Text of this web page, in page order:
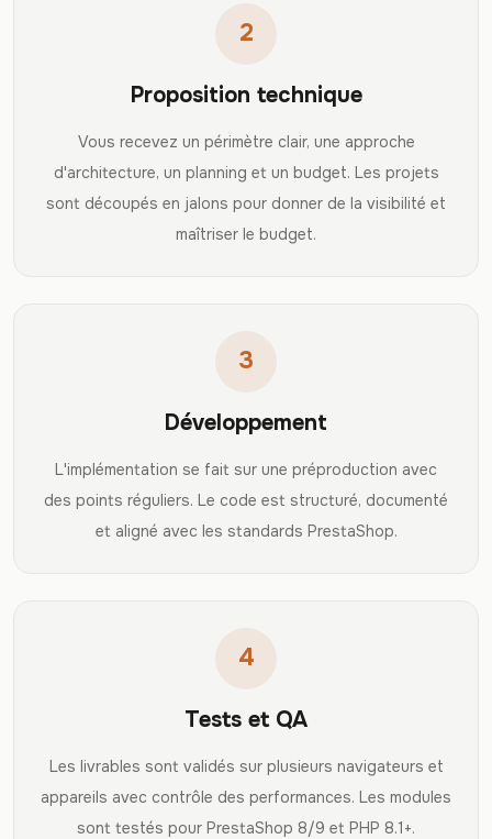
2
Proposition technique
Vous recevez un périmètre clair, une approche
d'architecture, un planning et un budget. Les projets
sont découpés en jalons pour donner de la visibilité et
maîtriser le budget.
3
Développement
L'implémentation se fait sur une préproduction avec
des points réguliers. Le code est structuré, documenté
et aligné avec les standards PrestaShop.
4
Tests et QA
Les livrables sont validés sur plusieurs navigateurs et
appareils avec contrôle des performances. Les modules
sont testés pour PrestaShop 8/9 et PHP 8.1+.